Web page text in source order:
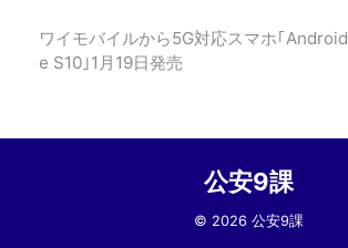
ワイモバイルから5G対応スマホ｢
e S10｣1月19日発売
公安9課
© 2026 公安9課